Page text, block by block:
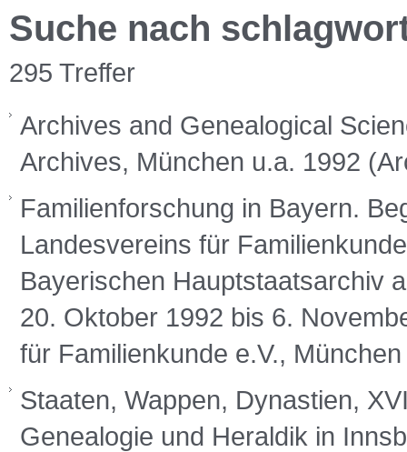
Suche nach
295 Treffer
Archives and Genealogical
Archives, München u.a. 1992
Familienforschung in Bayern.
Landesvereins für
Bayerischen Hauptstaatsarchiv
20. Oktober 1992 bis 6.
für Familienkunde e.V.,
Staaten, Wappen, Dynastien,
Genealogie und Heraldik in